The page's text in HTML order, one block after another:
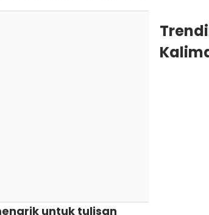
untuk tulisan